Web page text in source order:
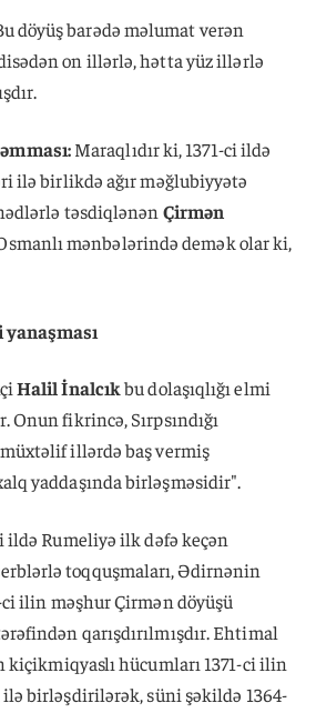
döyüş barədə məlumat verən
on illərlə, hətta yüz illərlə
Maraqlıdır ki, 1371-ci ildə
ilə birlikdə ağır məğlubiyyətə
təsdiqlənən Çirmən
mənbələrində demək olar ki,
Halil İnalcıkbu dolaşıqlığı elmi
fikrincə, Sırpsındığı
illərdə baş vermiş
yaddaşında birləşməsidir".
ildə Rumeliyə ilk dəfə keçən
toqquşmaları, Ədirnənin
ci ilin məşhur Çirmən döyüşü
qarışdırılmışdır. Ehtimal
hücumları 1371-ci ilin
birləşdirilərək, süni şəkildə 1364-